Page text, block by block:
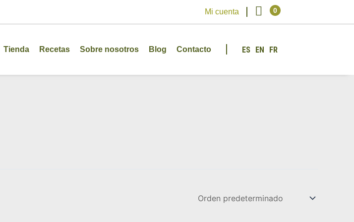
Mi cuenta 0
Carrito
Tienda Recetas Sobre nosotros Blog Contacto ES EN FR